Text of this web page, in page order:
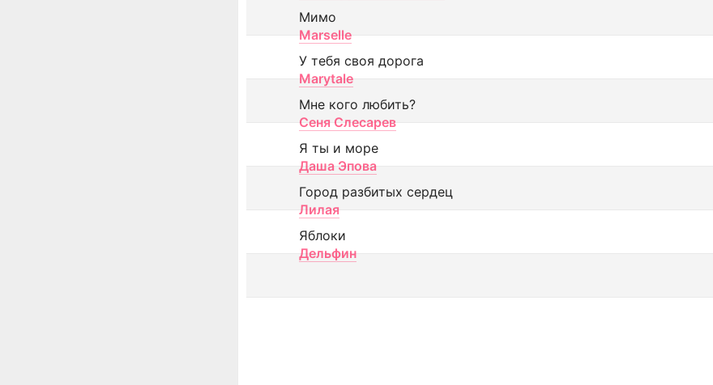
Мимо
Marselle
У тебя своя дорога
Marytale
Мне кого любить?
Сеня Слесарев
Я ты и море
Даша Эпова
Город разбитых сердец
Лилая
Яблоки
Дельфин